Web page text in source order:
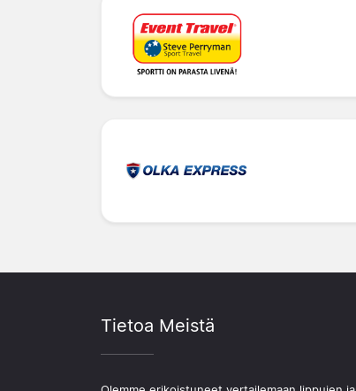
Tietoa Meistä